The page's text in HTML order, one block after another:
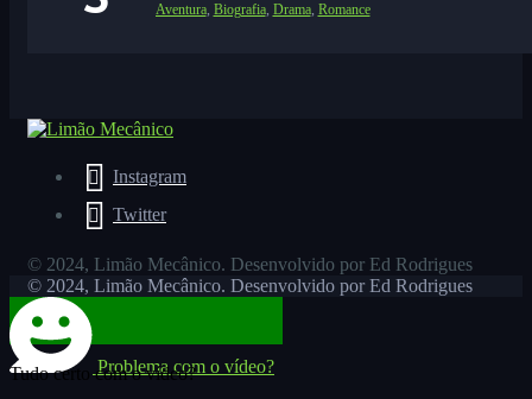
Aventura, Biografia, Drama, Romance
Instagram
Twitter
© 2024, Limão Mecânico. Desenvolvido por Ed Rodrigues
© 2024, Limão Mecânico. Desenvolvido por Ed Rodrigues
Problema com o vídeo?
Tudo certo com o vídeo?